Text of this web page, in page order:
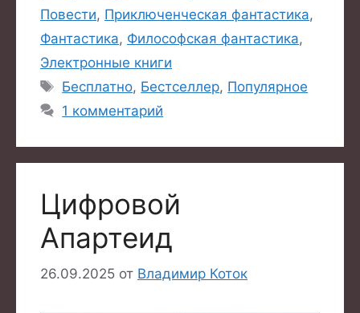
Повести, Приключенческая фантастика,
Фантастика, Философская фантастика,
Электронные книги
Метки
Бесплатно, Бестселлер, Популярное
1 комментарий
Цифровой
Апартеид
26.09.2025 от Владимир Коток